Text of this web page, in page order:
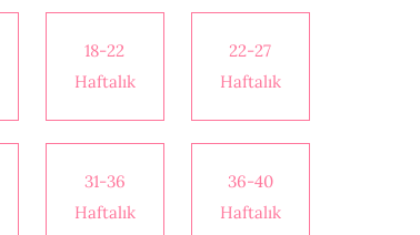
18-22
Haftalık
22-27
Haftalık
31-36
Haftalık
36-40
Haftalık